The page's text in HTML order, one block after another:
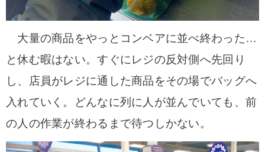
大量の商品をやっとコンベアに並べ終わった…
と休む暇はない。すぐにレジの反対側へ先回り
し、店員がレジに通した商品をその場でバッグへ
入れていく。どんなに列に人が並んでいても、前
の人の作業が終わるまで待つしかない。